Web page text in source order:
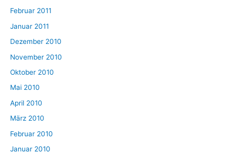
Februar 2011
Januar 2011
Dezember 2010
November 2010
Oktober 2010
Mai 2010
April 2010
März 2010
Februar 2010
Januar 2010